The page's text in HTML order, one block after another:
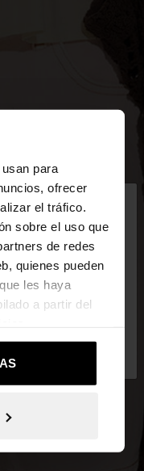
para
ofrecer
el tráfico.
sobre el uso que
de redes
quienes pueden
les haya
a partir del
¿Quieres ir a